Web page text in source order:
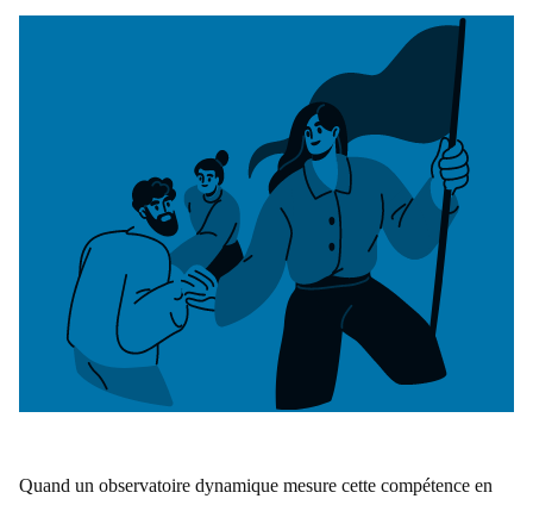
Quand un observatoire dynamique mesure cette compétence en